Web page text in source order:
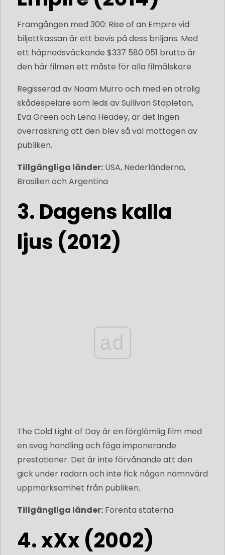
Framgången med 300: Rise of an Empire vid
biljettkassan är ett bevis på dess briljans. Med
ett häpnadsväckande $337 580 051 brutto är
den här filmen ett måste för alla filmälskare.
Regisserad av Noam Murro och med en otrolig
skådespelare som leds av Sullivan Stapleton,
Eva Green och Lena Headey, är det ingen
överraskning att den blev så väl mottagen av
publiken.
Tillgängliga länder: USA, Nederländerna,
Brasilien och Argentina
3. Dagens kalla
ljus (2012)
ad
The Cold Light of Day är en förglömlig film med
en svag handling och föga imponerande
prestationer. Det är inte förvånande att den
gick under radarn och inte fick någon nämnvärd
uppmärksamhet från publiken.
Tillgängliga länder: Förenta staterna
4. xXx (2002)